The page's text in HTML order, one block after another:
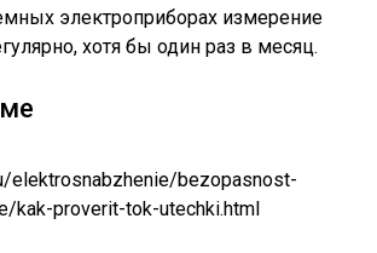
электроприборах измерение
хотя бы один раз в месяц.
elektrosnabzhenie/bezopasnost-
kak-proverit-tok-utechki.html